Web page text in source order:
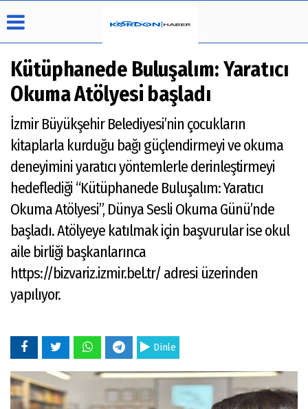
Haber
Arşivi
Durumu
Yazarları
Video
Foto Galeri
Çerez
Politikası
Gizlilik
İlkeleri
Kütüphanede Buluşalım: Yaratıcı
Okuma Atölyesi başladı
İzmir Büyükşehir Belediyesi’nin çocukların
kitaplarla kurduğu bağı güçlendirmeyi ve okuma
deneyimini yaratıcı yöntemlerle derinleştirmeyi
hedeflediği “Kütüphanede Buluşalım: Yaratıcı
Okuma Atölyesi”, Dünya Sesli Okuma Günü’nde
başladı. Atölyeye katılmak için başvurular ise okul
aile birliği başkanlarınca
https://bizvariz.izmir.bel.tr/ adresi üzerinden
yapılıyor.
Dinle